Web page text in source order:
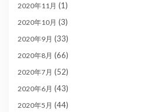
2020年11月 (1)
2020年10月 (3)
2020年9月 (33)
2020年8月 (66)
2020年7月 (52)
2020年6月 (43)
2020年5月 (44)